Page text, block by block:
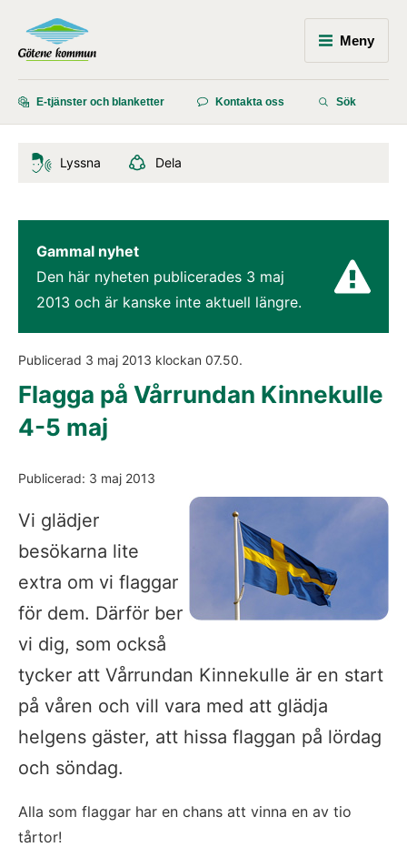
Meny
E-tjänster och blanketter Kontakta oss Sök
Lyssna Dela
Gammal nyhet
Den här nyheten publicerades 3 maj
2013 och är kanske inte aktuell längre.
Publicerad 3 maj 2013 klockan 07.50.
Flagga på Vårrundan Kinnekulle
4-5 maj
Publicerad: 3 maj 2013
Vi glädjer
besökarna lite
extra om vi flaggar
för dem. Därför ber
vi dig, som också
tycker att Vårrundan Kinnekulle är en start
på våren och vill vara med att glädja
helgens gäster, att hissa flaggan på lördag
och söndag.
Alla som flaggar har en chans att vinna en av tio
tårtor!